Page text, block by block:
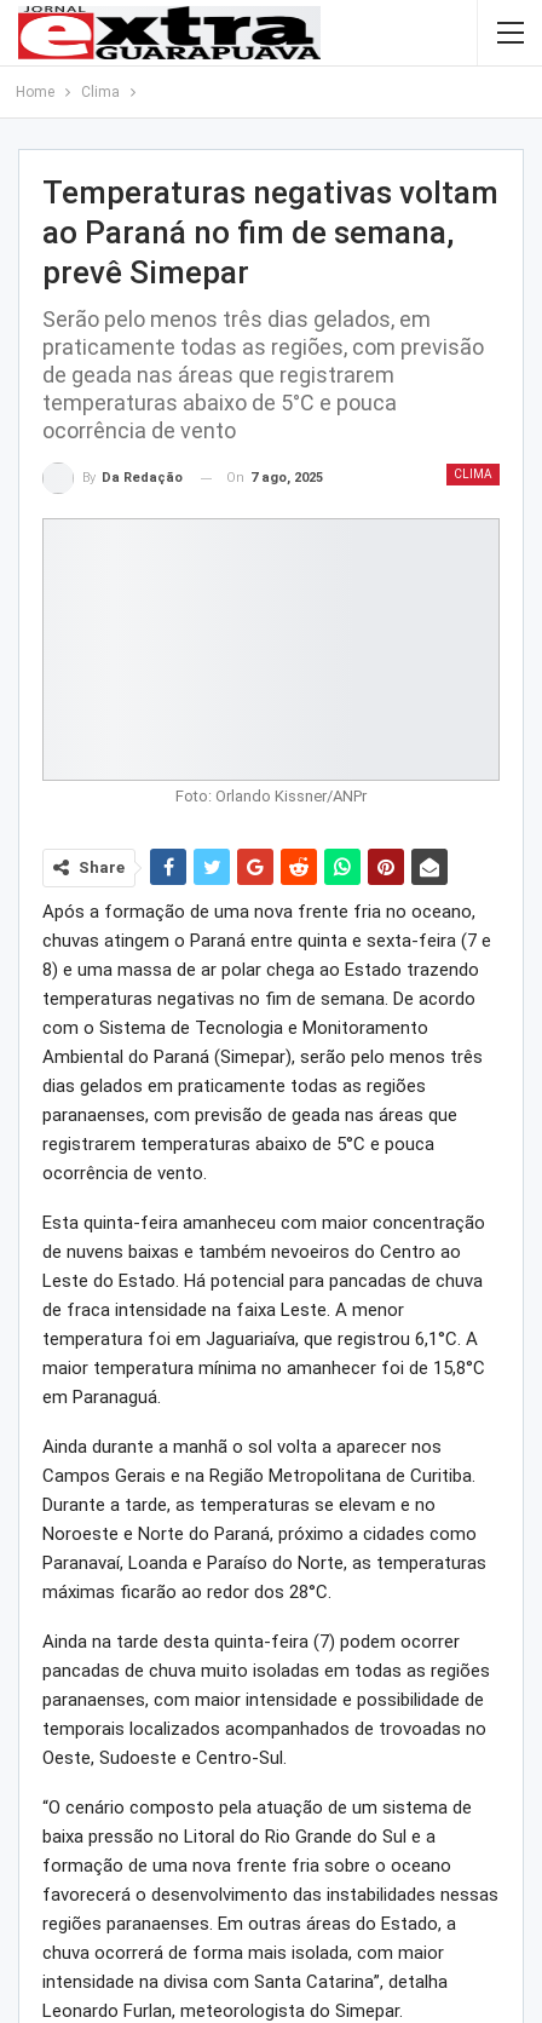
Home Clima
Temperaturas negativas voltam
ao Paraná no fim de semana,
prevê Simepar
Serão pelo menos três dias gelados, em
praticamente todas as regiões, com previsão
de geada nas áreas que registrarem
temperaturas abaixo de 5°C e pouca
ocorrência de vento
CLIMA
By Da Redação On 7 ago, 2025
Foto: Orlando Kissner/ANPr
Share
Após a formação de uma nova frente fria no oceano,
chuvas atingem o Paraná entre quinta e sexta-feira (7 e
8) e uma massa de ar polar chega ao Estado trazendo
temperaturas negativas no fim de semana. De acordo
com o Sistema de Tecnologia e Monitoramento
Ambiental do Paraná (Simepar), serão pelo menos três
dias gelados em praticamente todas as regiões
paranaenses, com previsão de geada nas áreas que
registrarem temperaturas abaixo de 5°C e pouca
ocorrência de vento.
Esta quinta-feira amanheceu com maior concentração
de nuvens baixas e também nevoeiros do Centro ao
Leste do Estado. Há potencial para pancadas de chuva
de fraca intensidade na faixa Leste. A menor
temperatura foi em Jaguariaíva, que registrou 6,1°C. A
maior temperatura mínima no amanhecer foi de 15,8°C
em Paranaguá.
Ainda durante a manhã o sol volta a aparecer nos
Campos Gerais e na Região Metropolitana de Curitiba.
Durante a tarde, as temperaturas se elevam e no
Noroeste e Norte do Paraná, próximo a cidades como
Paranavaí, Loanda e Paraíso do Norte, as temperaturas
máximas ficarão ao redor dos 28°C.
Ainda na tarde desta quinta-feira (7) podem ocorrer
pancadas de chuva muito isoladas em todas as regiões
paranaenses, com maior intensidade e possibilidade de
temporais localizados acompanhados de trovoadas no
Oeste, Sudoeste e Centro-Sul.
“O cenário composto pela atuação de um sistema de
baixa pressão no Litoral do Rio Grande do Sul e a
formação de uma nova frente fria sobre o oceano
favorecerá o desenvolvimento das instabilidades nessas
regiões paranaenses. Em outras áreas do Estado, a
chuva ocorrerá de forma mais isolada, com maior
intensidade na divisa com Santa Catarina”, detalha
Leonardo Furlan, meteorologista do Simepar.